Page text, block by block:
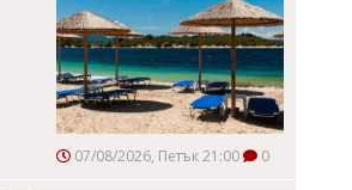
07/08/2026, Петък 21:00 0